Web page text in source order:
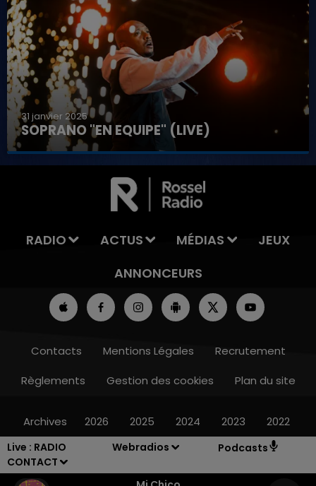
Live : RADIO
CONTACT
Webradios Podcasts
LA TEAM DU WEEK-END
31 janvier 2025
SOPRANO "EN EQUIPE" (LIVE)
RADIO ACTUS MÉDIAS
JEUX
ANNONCEURS
Contacts Mentions Légales
Recrutement
Règlements
Gestion des cookies Plan du site
Archives 2026 2025 2024 2023 2022